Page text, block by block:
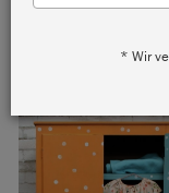
* Wir